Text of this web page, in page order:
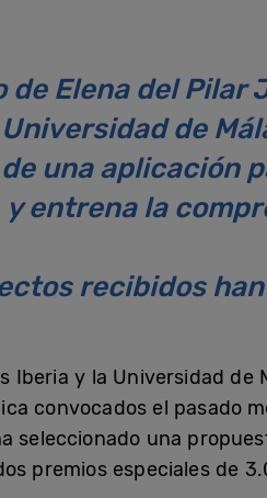
de Elena del Pilar
de
una aplicación
y entrena la
recibidos
Iberia y la Universidad de
convocados el pasado
seleccionado una
premios especiales de